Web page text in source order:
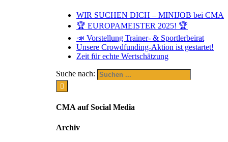
WIR SUCHEN DICH – MINIJOB bei CMA
🏆 EUROPAMEISTER 2025! 🏆
📣 Vorstellung Trainer- & Sportlerbeirat
Unsere Crowdfunding-Aktion ist gestartet!
Zeit für echte Wertschätzung
Suche nach:
CMA auf Social Media
Archiv